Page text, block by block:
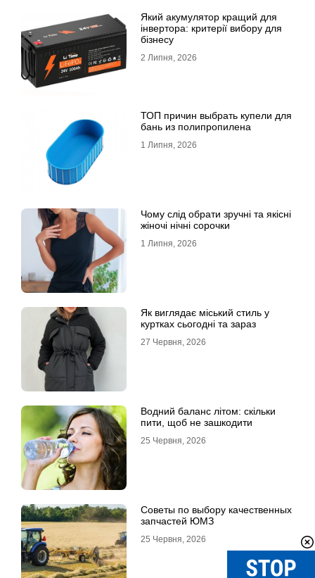
Який акумулятор кращий для
інвертора: критерії вибору для
бізнесу
2 Липня, 2026
ТОП причин выбрать купели для
бань из полипропилена
1 Липня, 2026
Чому слід обрати зручні та якісні
жіночі нічні сорочки
1 Липня, 2026
Як виглядає міський стиль у
куртках сьогодні та зараз
27 Червня, 2026
Водний баланс літом: скільки
пити, щоб не зашкодити
25 Червня, 2026
Советы по выбору качественных
запчастей ЮМЗ
25 Червня, 2026